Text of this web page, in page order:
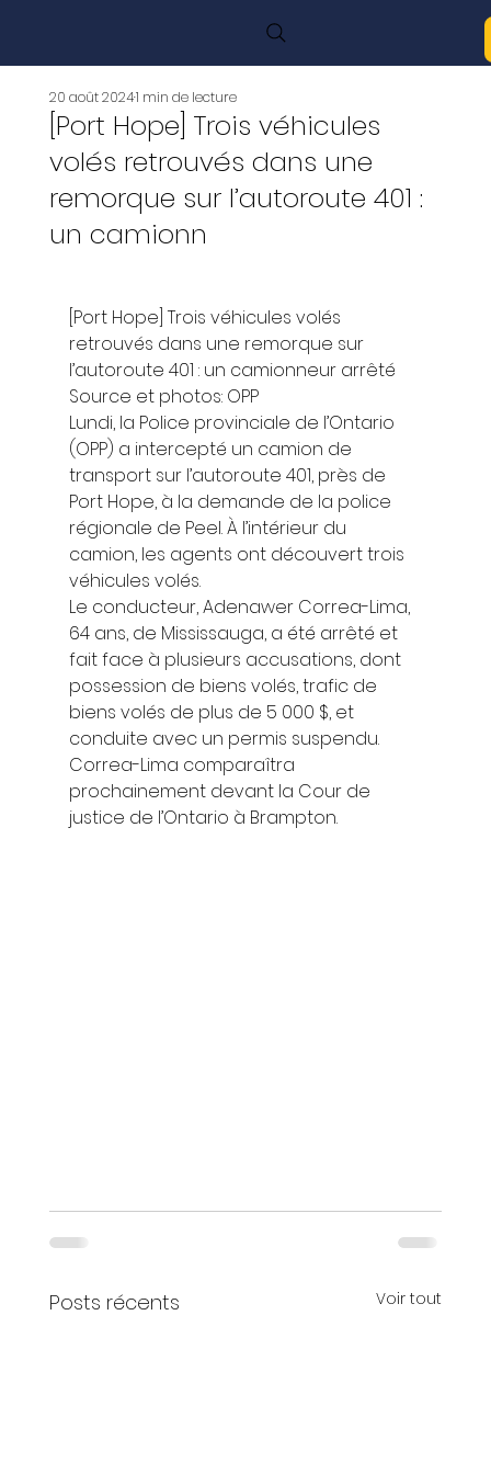
[Port Hope] Trois véhicules
volés retrouvés dans une
remorque sur l’autoroute 401 :
un camionn
20 août 20241 min de lecture
[Port Hope] Trois véhicules volés
retrouvés dans une remorque sur
l’autoroute 401 : un camionneur arrêté
Source et photos: OPP
Lundi, la Police provinciale de l’Ontario
(OPP) a intercepté un camion de
transport sur l’autoroute 401, près de
Port Hope, à la demande de la police
régionale de Peel. À l’intérieur du
camion, les agents ont découvert trois
véhicules volés.
Le conducteur, Adenawer Correa-Lima,
64 ans, de Mississauga, a été arrêté et
fait face à plusieurs accusations, dont
possession de biens volés, trafic de
biens volés de plus de 5 000 $, et
conduite avec un permis suspendu.
Correa-Lima comparaîtra
prochainement devant la Cour de
justice de l’Ontario à Brampton.
Posts récents Voir tout